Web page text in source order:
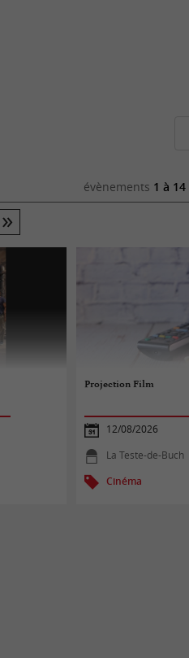
évènements 1 à 14
Projection Film
12/08/2026
La Teste-de-Buch
Cinéma